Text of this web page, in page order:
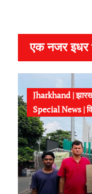
एक नजर इधर
Jharkhand |
Special News |